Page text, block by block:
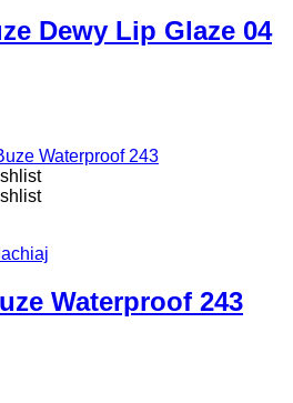
Dewy Lip Glaze 04
Waterproof 243